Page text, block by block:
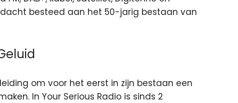
besteed aan het 50-jarig bestaan van
om voor het eerst in zijn bestaan een
In Your Serious Radio is sinds 2